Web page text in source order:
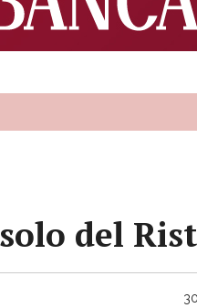
del